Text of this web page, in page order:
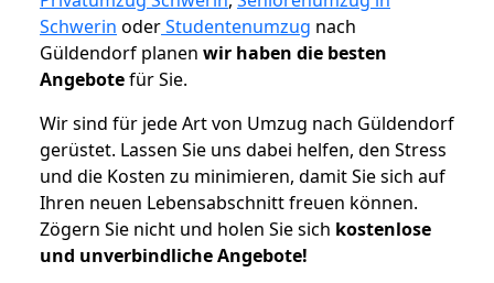
Schwerin oderStudentenumzug nach
Güldendorf planen wir haben die besten
Angebotefür Sie.
Wir sind für jede Art von Umzug nach Güldendorf
gerüstet. Lassen Sie uns dabei helfen, den Stress
und die Kosten zu minimieren, damit Sie sich auf
Ihren neuen Lebensabschnitt freuen können.
Zögern Sie nicht und holen Sie sich kostenlose
und unverbindliche Angebote!